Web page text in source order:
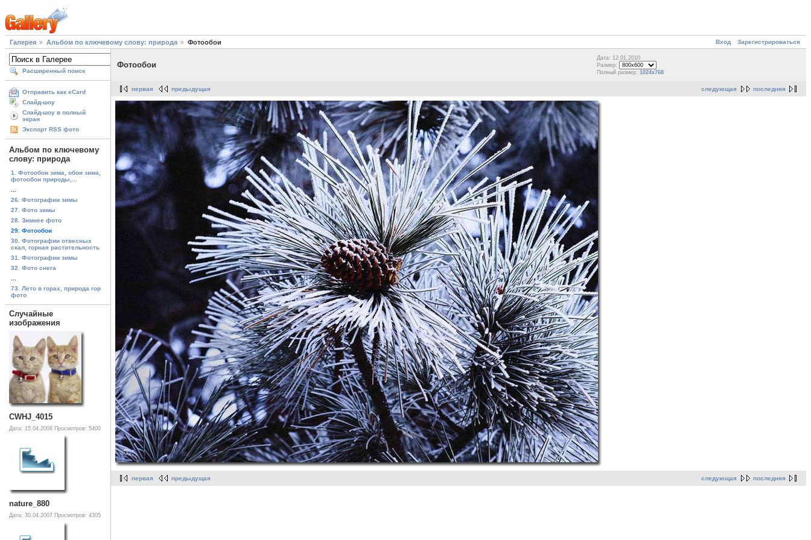
Вход Зарегистрироваться
Галерея Альбом по ключевому слову: природа Фотообои
Расширенный поиск
Отправить как eCard
Слайд-шоу
Слайд-шоу в полный
экран
Экспорт RSS фото
Альбом по ключевому
слову: природа
1. Фотообои зима, обои зима,
фотообои природы,...
26. Фотографии зимы
27. Фото зимы
28. Зимнее фото
29. Фотообои
30. Фотографии отвесных
скал, горная растительность
31. Фотографии зимы
32. Фото снега
73. Лето в горах, природа гор
фото
Случайные
изображения
CWHJ_4015
Дата: 15.04.2008 Просмотров: 5400
nature_880
Дата: 30.04.2007 Просмотров: 4305
Фотообои
Дата: 12.01.2010
Размер:
Полный размер: 1024x768
следующая последняя
первая предыдущая
следующая последняя
первая предыдущая